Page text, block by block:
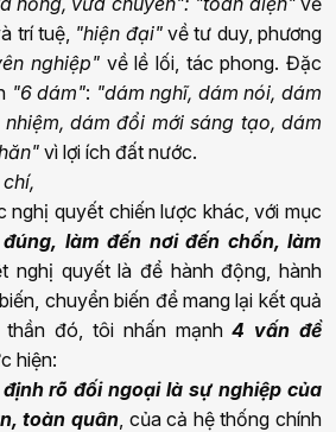
trí tuệ, "hiện đại"về tư duy, phương
nghiệp"về lề lối, tác phong. Đặc
"6 dám": "dám nghĩ, dám nói, dám
dám đổi mới sáng tạo, dám
vì lợi ích đất nước.
nghị quyết chiến lược khác, với mục
làm đến nơi đến chốn, làm
nghị quyết là để hành động, hành
chuyển biến để mang lại kết quả
thần đó, tôi nhấn mạnh4 vấn đề
hiện:
rõ đối ngoại là sự nghiệp của
toàn quân , của cả hệ thống chính